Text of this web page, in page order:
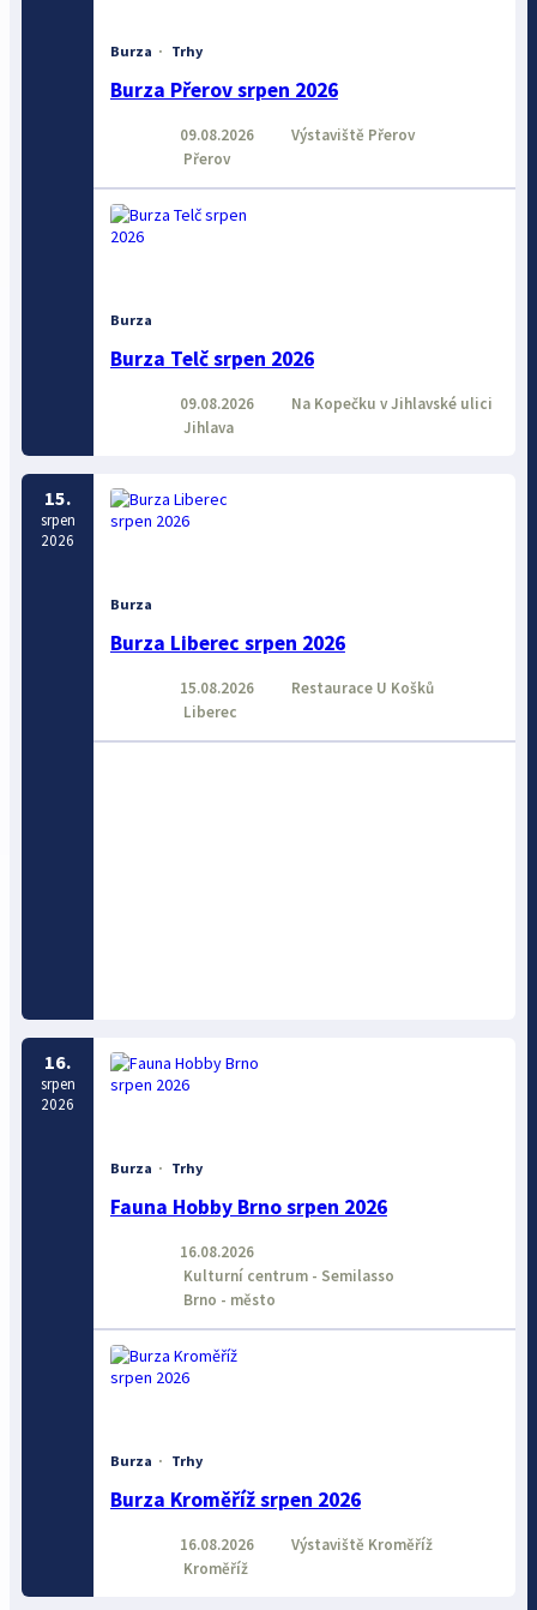
Burza · Trhy
Burza Přerov srpen 2026
09.08.2026
Výstaviště Přerov
Přerov
Burza
Burza Telč srpen 2026
09.08.2026
Na Kopečku v Jihlavské ulici
Jihlava
15.
srpen
2026
Burza
Burza Liberec srpen 2026
15.08.2026
Restaurace U Košků
Liberec
16.
srpen
2026
Burza · Trhy
Fauna Hobby Brno srpen 2026
16.08.2026
Kulturní centrum - Semilasso
Brno - město
Burza · Trhy
Burza Kroměříž srpen 2026
16.08.2026
Výstaviště Kroměříž
Kroměříž